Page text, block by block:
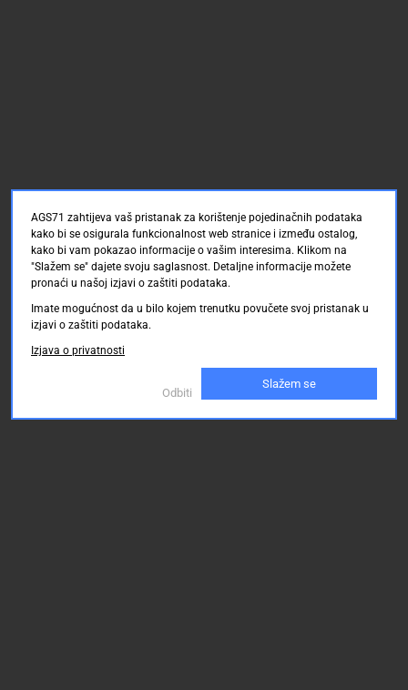
AGS71 zahtijeva vaš pristanak za korištenje pojedinačnih podataka
kako bi se osigurala funkcionalnost web stranice i između ostalog,
kako bi vam pokazao informacije o vašim interesima. Klikom na
"Slažem se" dajete svoju saglasnost. Detaljne informacije možete
pronaći u našoj izjavi o zaštiti podataka.
Imate mogućnost da u bilo kojem trenutku povučete svoj pristanak u
izjavi o zaštiti podataka.
Izjava o privatnosti
Odbiti
Slažem se